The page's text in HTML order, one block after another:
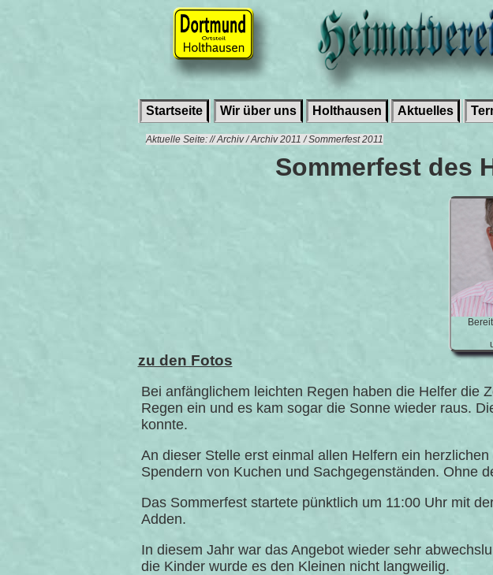
Startseite Wir über uns Holthausen Aktuelles
Aktuelle Seite: // Archiv / Archiv 2011 / Sommerfest 2011
Sommerfest des
zu den Fotos
Bei anfänglichem leichten Regen haben die Helfer die
Regen ein und es kam sogar die Sonne wieder raus.
konnte.
An dieser Stelle erst einmal allen Helfern ein
Spendern von Kuchen und Sachgegenständen. Ohne
Das Sommerfest startete pünktlich um 11:00 Uhr mit
Adden.
In diesem Jahr war das Angebot wieder sehr
die Kinder wurde es den Kleinen nicht langweilig.